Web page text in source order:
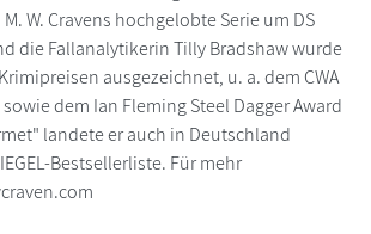
W. Cravens hochgelobte Serie um DS
die Fallanalytikerin Tilly Bradshaw wurde
ausgezeichnet, u. a. dem CWA
dem Ian Fleming Steel Dagger Award
landete er auch in Deutschland
Bestsellerliste. Für mehr